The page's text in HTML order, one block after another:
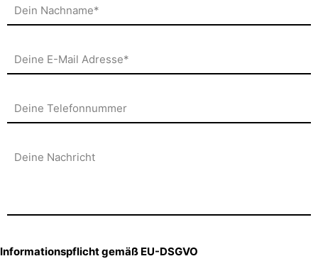
Informationspflicht gemäß EU-DSGVO